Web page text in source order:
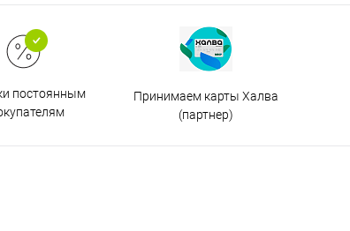
постоянным
Принимаем карты Халва
(партнер)